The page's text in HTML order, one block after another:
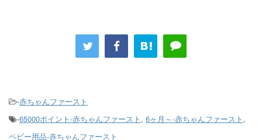
-赤ちゃんファースト
-65000ポイント-赤ちゃんファースト , 6ヶ月～-赤ちゃんファースト ,
ベビー用品-赤ちゃんファースト